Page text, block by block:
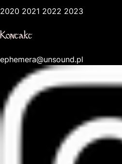
2020 2021 2022 2023
Kontakt
ephemera@unsound.pl